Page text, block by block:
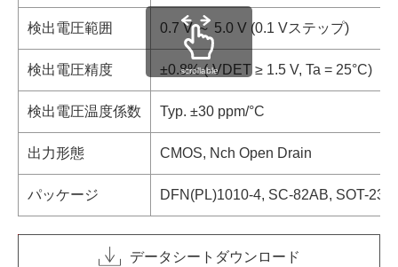
検出電圧範囲 0.7 V ～ 5.0 V (0.1 Vステップ)
検出電圧精度 ±0.8% (-VDET ≥ 1.5 V, Ta = 25°C)
検出電圧温度係数 Typ. ±30 ppm/°C
出力形態 CMOS, Nch Open Drain
パッケージ DFN(PL)1010-4, SC-82AB, SOT-23-5
scrollable
データシートダウンロード